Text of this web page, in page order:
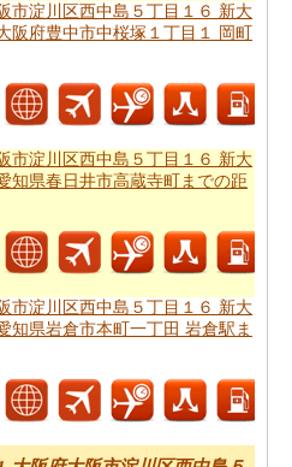
山市明輪町１−２２５ 富山駅
阪市淀川区西中島５丁目１６
0001 富山県富山市明輪町１
ンが欲しいですか。知る事は
0011 大阪府大阪市淀川区西
日本、〒930-0001 富山県富
までの旅行
するんです。
本、〒532-0011 大阪府大阪市
大阪駅から日本、〒930-0001
２５ 富山駅までの飛行時間チ
を計画するのは面倒ですか？
市淀川区西中島５丁目１６ 新大
阪府豊中市中桜塚１丁目１ 岡町
市淀川区西中島５丁目１６ 新大
知県春日井市高蔵寺町までの距
市淀川区西中島５丁目１６ 新大
知県岩倉市本町一丁田 岩倉駅ま